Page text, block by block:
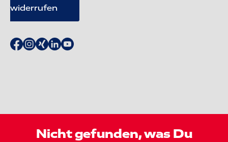
widerrufen
Nicht gefunden, was Du